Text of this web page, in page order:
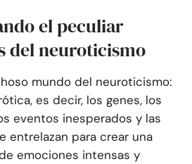
el peculiar
del neuroticismo
mundo del neuroticismo:
es decir, los genes, los
eventos inesperados y las
entrelazan para crear una
emociones intensas y